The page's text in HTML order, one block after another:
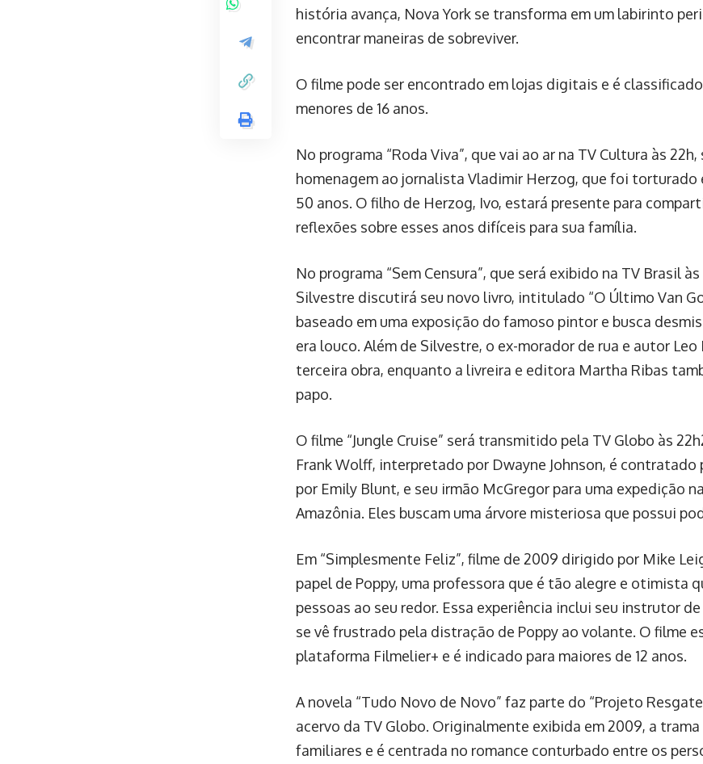
história avança, Nova York se transforma em um labirinto
encontrar maneiras de sobreviver.
O filme pode ser encontrado em lojas digitais e é
menores de 16 anos.
No programa “Roda Viva”, que vai ao ar na TV Cultura às
homenagem ao jornalista Vladimir Herzog, que foi torturado
50 anos. O filho de Herzog, Ivo, estará presente para
reflexões sobre esses anos difíceis para sua família.
No programa “Sem Censura”, que será exibido na TV Brasil
Silvestre discutirá seu novo livro, intitulado “O Último Van
baseado em uma exposição do famoso pintor e busca
era louco. Além de Silvestre, o ex-morador de rua e autor
terceira obra, enquanto a livreira e editora Martha Ribas
papo.
O filme “Jungle Cruise” será transmitido pela TV Globo às
Frank Wolff, interpretado por Dwayne Johnson, é contratado
por Emily Blunt, e seu irmão McGregor para uma expedição
Amazônia. Eles buscam uma árvore misteriosa que possui
Em “Simplesmente Feliz”, filme de 2009 dirigido por Mike
papel de Poppy, uma professora que é tão alegre e otimista
pessoas ao seu redor. Essa experiência inclui seu instrutor
se vê frustrado pela distração de Poppy ao volante. O filme
plataforma Filmelier+ e é indicado para maiores de 12 anos.
A novela “Tudo Novo de Novo” faz parte do “Projeto
acervo da TV Globo. Originalmente exibida em 2009, a
familiares e é centrada no romance conturbado entre os